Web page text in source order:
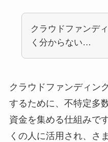
クラウドファンデ
く分からない…
クラウドファンディン
するために、不特定多
資金を集める仕組みで
くの人に活用され、さ